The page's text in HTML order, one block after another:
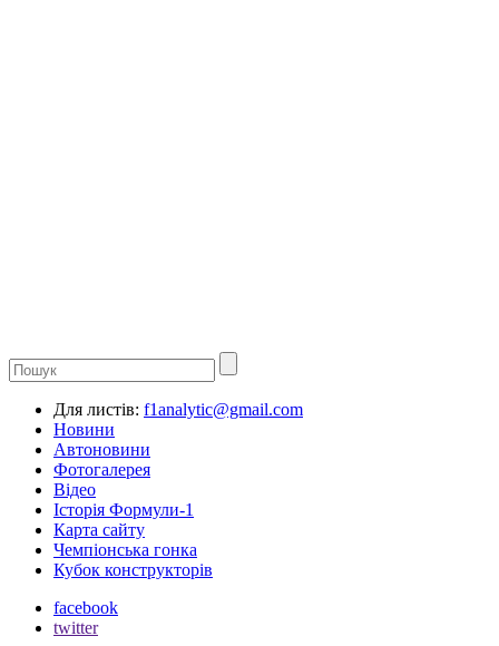
Для листів: f1analytic@gmail.com
Новини
Автоновини
Фотогалерея
Відео
Історія Формули-1
Карта сайту
Чемпіонська гонка
Кубок конструкторів
facebook
twitter